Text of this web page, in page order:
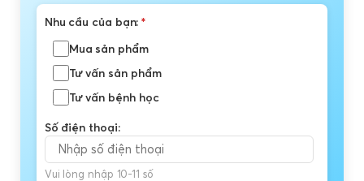
Nhu cầu của bạn:*
Mua sản phẩm
Tư vấn sản phẩm
Tư vấn bệnh học
Số điện thoại:
Vui lòng nhập 10-11 số